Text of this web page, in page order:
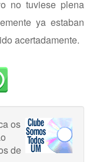
no tuviese plena
ya estaban
acertadamente.
os
de